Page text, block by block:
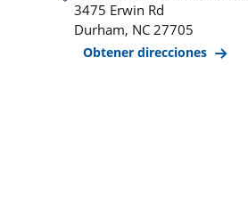
3475 Erwin Rd
Durham, NC 27705
Obtener direcciones